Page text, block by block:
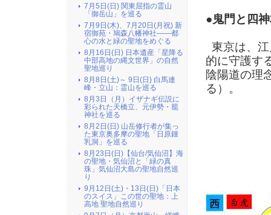
●鬼門と四
東京は、
的に守護す
陰陽道の理
る）。
7月5日(日) 関東屈指の霊山
「御岳山」を巡る
7月9日(木)、7月20日(月祝) 新
宿御苑・鳩森八幡神社――都
心の水と緑の聖地をめぐる
8月16日(日) 日本遺産「星降る
中部高地の縄文世界」の自然
聖地巡り
8月8日(土)～ 9日(日) 白馬連
峰・立山：霊山を巡る
8月3日（月）イザナギ伝説に
彩られた天橋立、元伊勢・籠
神社を巡る
8月2日(日) 山岳修行者が集っ
た東京奥多摩の聖地「日原鍾
乳洞」を巡る
8月23日(日)【仙台/気仙沼】海
の聖地・気仙沼と「緑の真
珠」気仙沼大島の聖地自然巡
り
9月12日(土)・13日(日)「日本
のスイス」この世の聖地：上
高地 聖地自然巡り